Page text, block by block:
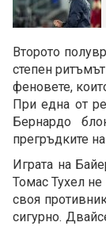
Второто
степен
феновете,
При една от
Бернардо
прегръдките
Играта на
Томас Тухел
своя
сигурно.